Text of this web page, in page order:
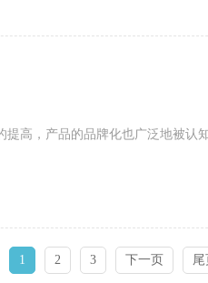
高，产品的品牌化也广泛地被认
1 2 3 下一页 尾